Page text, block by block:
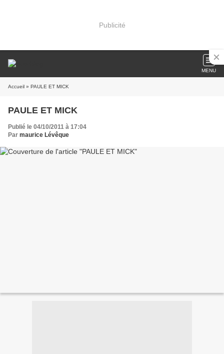
Publicité
MENU
Accueil » PAULE ET MICK
PAULE ET MICK
Publié le 04/10/2011 à 17:04
Par maurice Lévêque